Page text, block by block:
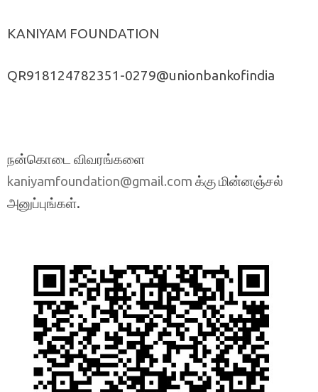
KANIYAM FOUNDATION
QR918124782351-0279@unionbankofindia
நன்கொடை விவரங்களை
kaniyamfoundation@gmail.com க்கு மின்னஞ்சல்
அனுப்புங்கள்.